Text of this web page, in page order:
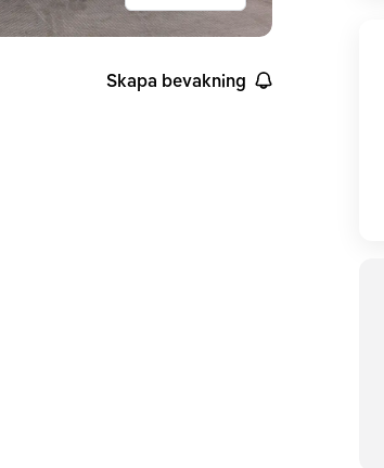
Skapa bevakning